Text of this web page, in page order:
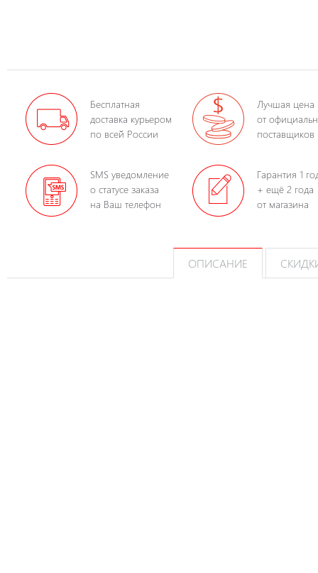
Бесплатная
доставка курьером
по всей России
Лучшая цена
от
поставщиков
SMS уведомление
о статусе заказа
на Ваш телефон
Гарантия 1
+ ещё 2 года
от магазина
ОПИСАНИЕ